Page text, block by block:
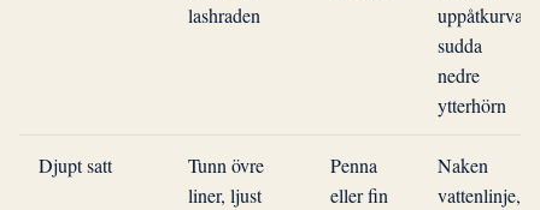
lashraden
uppåtkurva,
sudda
nedre
ytterhörn
Djupt satt
Tunn övre
liner, ljust
Penna
eller fin
Naken
vattenlinje,